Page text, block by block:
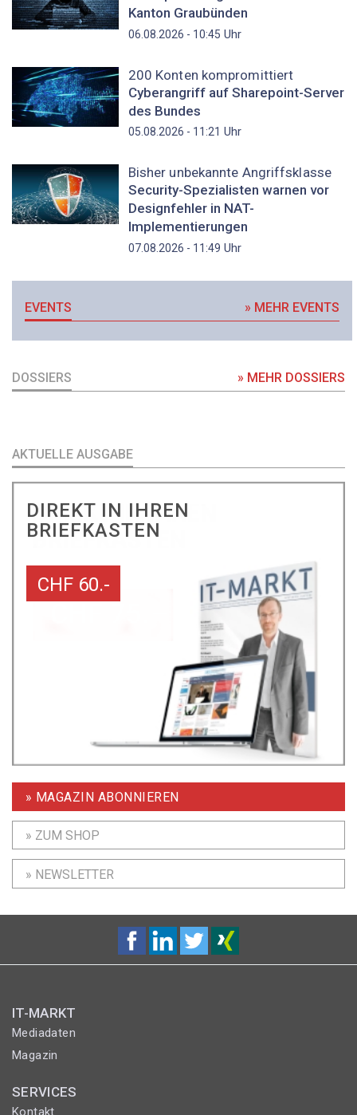
Kanton Graubünden
06.08.2026 - 10:45 Uhr
200 Konten kompromittiert
Cyberangriff auf Sharepoint-Server
des Bundes
05.08.2026 - 11:21 Uhr
Bisher unbekannte Angriffsklasse
Security-Spezialisten warnen vor
Designfehler in NAT-
Implementierungen
07.08.2026 - 11:49 Uhr
EVENTS » MEHR EVENTS
DOSSIERS » MEHR DOSSIERS
AKTUELLE AUSGABE
DIREKT IN IHREN
BRIEFKASTEN
CHF 60.-
» MAGAZIN ABONNIEREN
» ZUM SHOP
» NEWSLETTER
IT-MARKT
Mediadaten
Magazin
SERVICES
Kontakt